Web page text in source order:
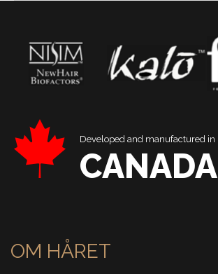
Developed and manufactured in
CANADA
OM HÅRET